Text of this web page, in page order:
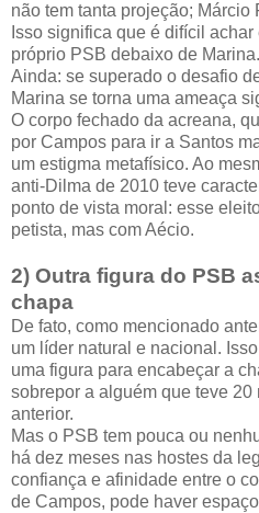
não tem tanta projeção; Márcio
Isso significa que é difícil
próprio PSB debaixo de Marina.
Ainda: se superado o desafio
Marina se torna uma ameaça
O corpo fechado da acreana,
por Campos para ir a Santos
um estigma metafísico. Ao
anti-Dilma de 2010 teve
ponto de vista moral: esse
petista, mas com Aécio.
2) Outra figura do PSB
chapa
De fato, como mencionado
um líder natural e nacional.
uma figura para encabeçar a
sobrepor a alguém que teve
anterior.
Mas o PSB tem pouca ou
há dez meses nas hostes da
confiança e afinidade entre o
de Campos, pode haver